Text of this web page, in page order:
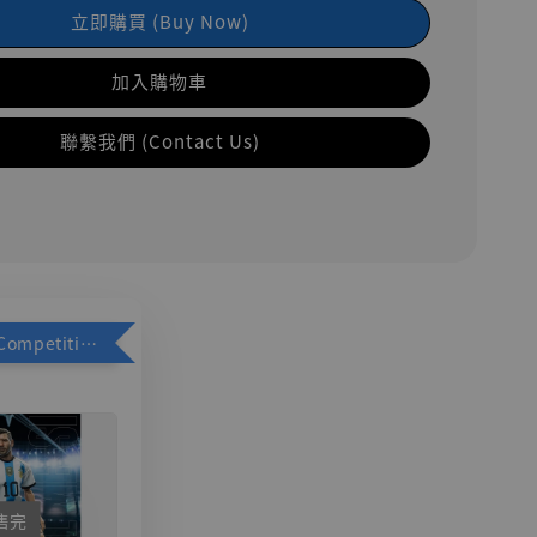
立即購買 (Buy Now)
加入購物車
聯繫我們 (Contact Us)
加購優惠【Competitive Toys 梅西 [CM001]】
完